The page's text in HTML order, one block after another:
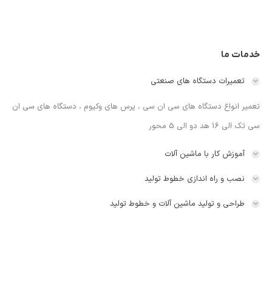
خدمات ما
تعمیرات دستگاه های صنعتی
تعمیر انواع دستگاه های سی ان سی ، پرس های وکیوم ، دستگاه های سی ان
سی تک الی 16 هد دو الی 5 محور
آموزش کار با ماشین آلات
نصب و راه اندازی خطوط تولید
طراحی و تولید ماشین آلات و خطوط تولید